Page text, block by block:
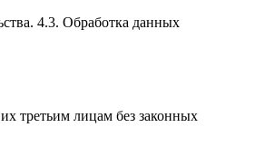
4.3. Обработка данных
третьим лицам без законных